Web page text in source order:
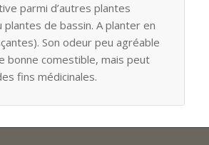
parmi d’autres plantes
de bassin. A planter en
Son odeur peu agréable
bonne comestible, mais peut
fins médicinales.